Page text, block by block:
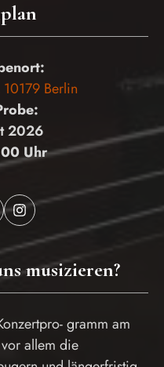
Berlin
2026
Uhr
musizieren?
gramm am
allem die